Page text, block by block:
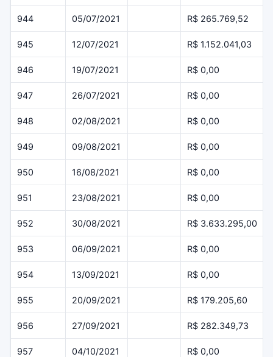
944 05/07/2021 R$ 265.769,52
945 12/07/2021 R$ 1.152.041,03
946 19/07/2021 R$ 0,00
947 26/07/2021 R$ 0,00
948 02/08/2021 R$ 0,00
949 09/08/2021 R$ 0,00
950 16/08/2021 R$ 0,00
951 23/08/2021 R$ 0,00
952 30/08/2021 R$ 3.633.295,00
953 06/09/2021 R$ 0,00
954 13/09/2021 R$ 0,00
955 20/09/2021 R$ 179.205,60
956 27/09/2021 R$ 282.349,73
957 04/10/2021 R$ 0,00